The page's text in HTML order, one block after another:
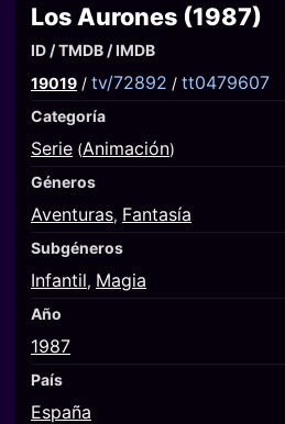
Los Aurones (1987)
ID / TMDB / IMDB
19019 / tv/72892 / tt0479607
Categoría
Serie (Animación)
Géneros
Aventuras, Fantasía
Subgéneros
Infantil, Magia
Año
1987
País
España